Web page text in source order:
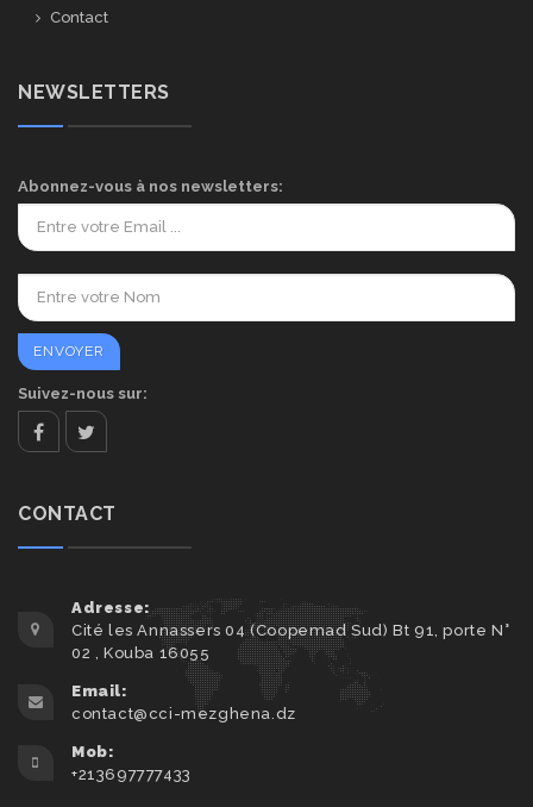
Contact
NEWSLETTERS
Abonnez-vous à nos newsletters:
Suivez-nous sur:
CONTACT
Adresse:
Cité les Annassers 04 (Coopemad Sud) Bt 91, porte N°
02 , Kouba 16055
Email:
contact@cci-mezghena.dz
Mob:
+213697777433